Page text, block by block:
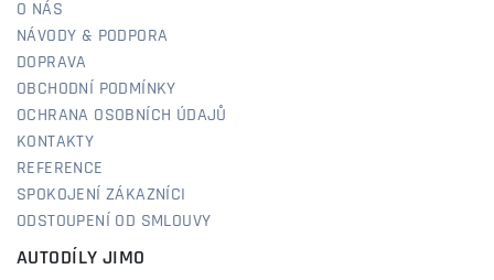
O NÁS
NÁVODY & PODPORA
DOPRAVA
OBCHODNÍ PODMÍNKY
OCHRANA OSOBNÍCH ÚDAJŮ
KONTAKTY
REFERENCE
SPOKOJENÍ ZÁKAZNÍCI
ODSTOUPENÍ OD SMLOUVY
AUTODÍLY JIMO